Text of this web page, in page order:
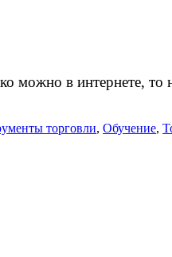
можно в интернете,
торговли, Обучение,